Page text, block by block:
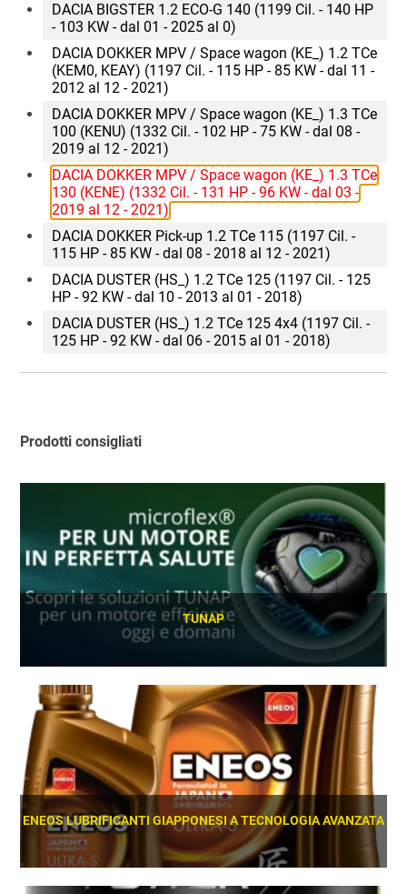
DACIA BIGSTER 1.2 ECO-G 140 (1199 Cil. - 140 HP
- 103 KW - dal 01 - 2025 al 0)
DACIA DOKKER MPV / Space wagon (KE_) 1.2 TCe
(KEM0, KEAY) (1197 Cil. - 115 HP - 85 KW - dal 11 -
2012 al 12 - 2021)
DACIA DOKKER MPV / Space wagon (KE_) 1.3 TCe
100 (KENU) (1332 Cil. - 102 HP - 75 KW - dal 08 -
2019 al 12 - 2021)
DACIA DOKKER MPV / Space wagon (KE_) 1.3 TCe
130 (KENE) (1332 Cil. - 131 HP - 96 KW - dal 03 -
2019 al 12 - 2021)
DACIA DOKKER Pick-up 1.2 TCe 115 (1197 Cil. -
115 HP - 85 KW - dal 08 - 2018 al 12 - 2021)
DACIA DUSTER (HS_) 1.2 TCe 125 (1197 Cil. - 125
HP - 92 KW - dal 10 - 2013 al 01 - 2018)
DACIA DUSTER (HS_) 1.2 TCe 125 4x4 (1197 Cil. -
125 HP - 92 KW - dal 06 - 2015 al 01 - 2018)
Prodotti consigliati
TUNAP
SCOPRI
ENEOS LUBRIFICANTI GIAPPONESI A TECNOLOGIA AVANZATA